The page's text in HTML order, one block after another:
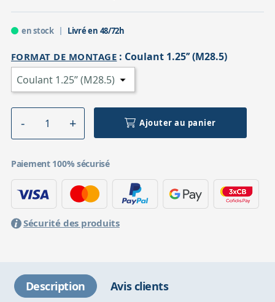
en stock Livré en 48/72h
FORMAT DE MONTAGE : Coulant 1.25’’ (M28.5)
Ajouter au panier
Paiement 100% sécurisé
Sécurité des produits
Description Avis clients